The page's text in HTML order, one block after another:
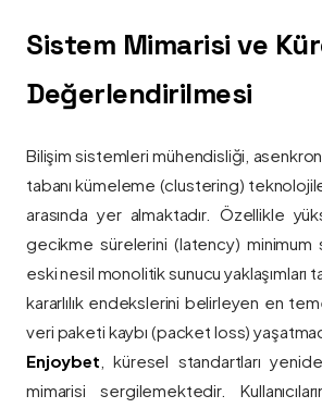
Sistem Mimarisi ve
Değerlendirilmesi
Bilişim sistemleri mühendisliği,
tabanı kümeleme (clustering)
arasında yer almaktadır. Özellikle
gecikme sürelerini (latency)
eski nesil monolitik sunucu
kararlılık endekslerini belirleyen en
veri paketi kaybı (packet loss)
Enjoybet , küresel standartları
mimarisi sergilemektedir.